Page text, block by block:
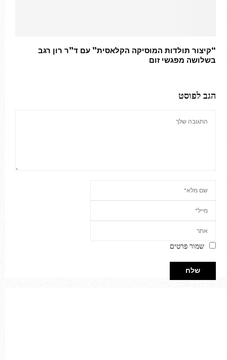
“קיצור תולדות המוסיקה הקלאסית” עם ד”ר רון רגב
בשלושה מפגשי זום
הגב לפוסט
שמור פרטים